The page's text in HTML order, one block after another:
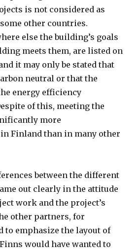
is not considered as
other countries.
else the building’s goals
meets them, are listed on
it may only be stated that
neutral or that the
energy efficiency
of this, meeting the
more
Finland than in many other
between the different
out clearly in the attitude
work and the project’s
other partners, for
to emphasize the layout of
would have wanted to